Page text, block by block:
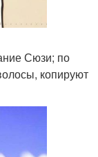
Сюзи; по
копируют